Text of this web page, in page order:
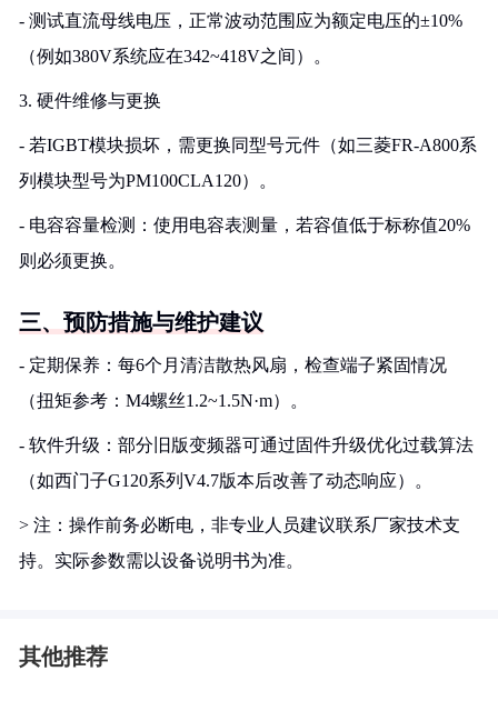
- 测试直流母线电压，正常波动范围应为额定电压的±10%
（例如380V系统应在342~418V之间）。
3. 硬件维修与更换
- 若IGBT模块损坏，需更换同型号元件（如三菱FR-A800系
列模块型号为PM100CLA120）。
- 电容容量检测：使用电容表测量，若容值低于标称值20%
则必须更换。
三、预防措施与维护建议
- 定期保养：每6个月清洁散热风扇，检查端子紧固情况
（扭矩参考：M4螺丝1.2~1.5N·m）。
- 软件升级：部分旧版变频器可通过固件升级优化过载算法
（如西门子G120系列V4.7版本后改善了动态响应）。
> 注：操作前务必断电，非专业人员建议联系厂家技术支
持。实际参数需以设备说明书为准。
其他推荐